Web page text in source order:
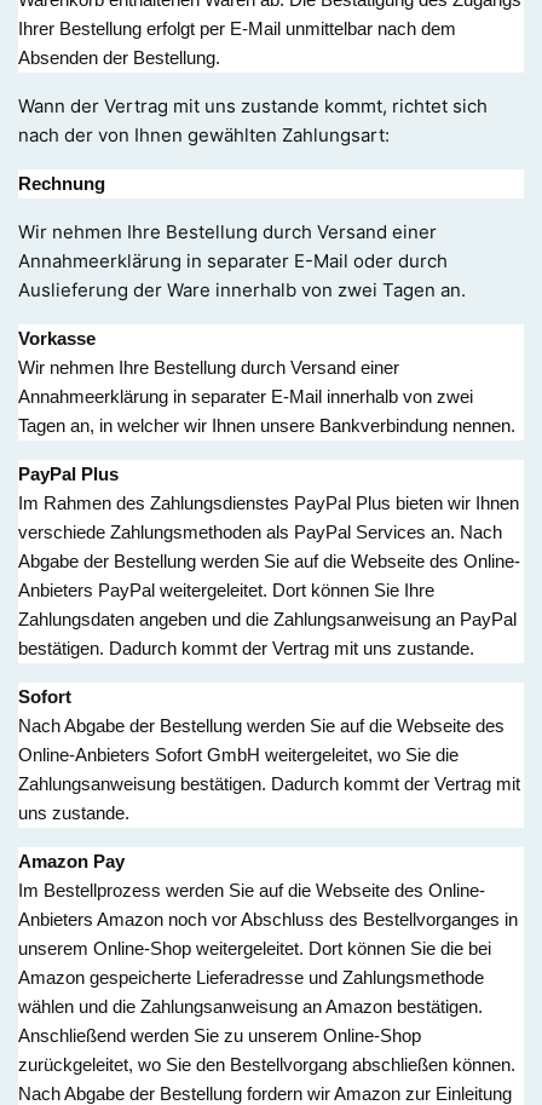
Ihrer Bestellung erfolgt per E-Mail unmittelbar nach dem
Absenden der Bestellung.
Wann der Vertrag mit uns zustande kommt, richtet sich
nach der von Ihnen gewählten Zahlungsart:
Rechnung
Wir nehmen Ihre Bestellung durch Versand einer
Annahmeerklärung in separater E-Mail oder durch
Auslieferung der Ware innerhalb von zwei Tagen an.
Vorkasse
Wir nehmen Ihre Bestellung durch Versand einer
Annahmeerklärung in separater E-Mail innerhalb von zwei
Tagen an, in welcher wir Ihnen unsere Bankverbindung nennen.
PayPal Plus
Im Rahmen des Zahlungsdienstes PayPal Plus bieten wir Ihnen
verschiede Zahlungsmethoden als PayPal Services an. Nach
Abgabe der Bestellung werden Sie auf die Webseite des Online-
Anbieters PayPal weitergeleitet. Dort können Sie Ihre
Zahlungsdaten angeben und die Zahlungsanweisung an PayPal
bestätigen. Dadurch kommt der Vertrag mit uns zustande.
Sofort
Nach Abgabe der Bestellung werden Sie auf die Webseite des
Online-Anbieters Sofort GmbH weitergeleitet, wo Sie die
Zahlungsanweisung bestätigen. Dadurch kommt der Vertrag mit
uns zustande.
Amazon Pay
Im Bestellprozess werden Sie auf die Webseite des Online-
Anbieters Amazon noch vor Abschluss des Bestellvorganges in
unserem Online-Shop weitergeleitet. Dort können Sie die bei
Amazon gespeicherte Lieferadresse und Zahlungsmethode
wählen und die Zahlungsanweisung an Amazon bestätigen.
Anschließend werden Sie zu unserem Online-Shop
zurückgeleitet, wo Sie den Bestellvorgang abschließen können.
Nach Abgabe der Bestellung fordern wir Amazon zur Einleitung